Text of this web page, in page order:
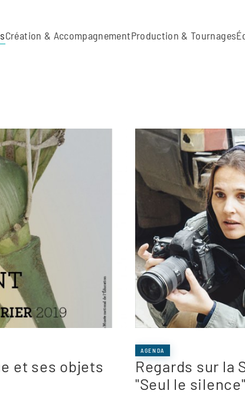
Création & AccompagnementProduction & Tournages
et ses objets
AGENDA
Regards sur la
"Seul le silence"